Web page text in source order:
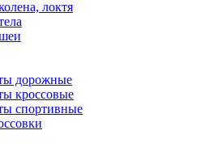
локтя
дорожные
кроссовые
спортивные